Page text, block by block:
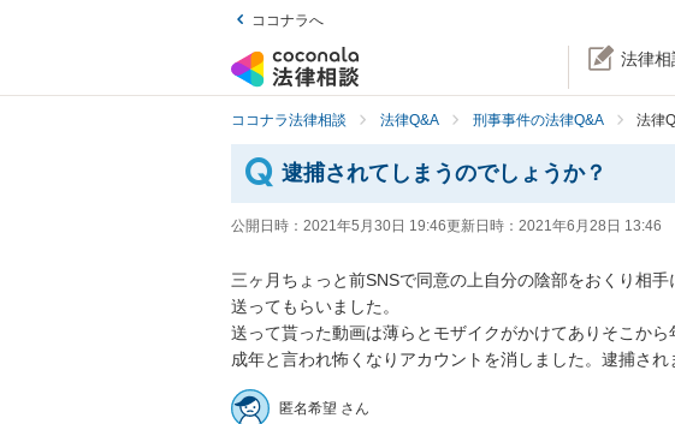
ココナラへ
法律相
ココナラ法律相談 法律Q&A 刑事事件の法律Q&A 法律
逮捕されてしまうのでしょうか？
公開日時： 2021年5月30日 19:46更新日時： 2021年6月28日 13:46
三ヶ月ちょっと前SNSで同意の上自分の陰部をおくり相
送ってもらいました。
送って貰った動画は薄らとモザイクがかけてありそこか
匿名希望 さん